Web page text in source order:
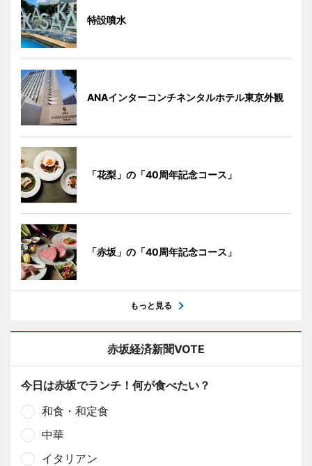
特設噴水
ANAインターコンチネンタルホテル東京外観
「花梨」の「40周年記念コース」
「赤坂」の「40周年記念コース」
もっと見る
赤坂経済新聞VOTE
今日は赤坂でランチ！何が食べたい？
和食・和定食
中華
イタリアン